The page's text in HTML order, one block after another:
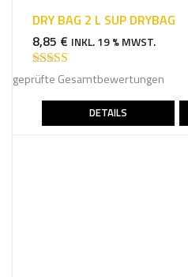
DRY BAG 2 L SUP DRYBAG
8,85 € INKL. 19 % MWST.
Bewertet mit
geprüfte Gesamtbewertungen
DETAILS